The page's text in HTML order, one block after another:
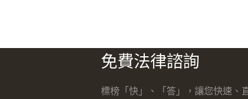
免費法律諮詢
標榜「快」、「答」，讓您快速、